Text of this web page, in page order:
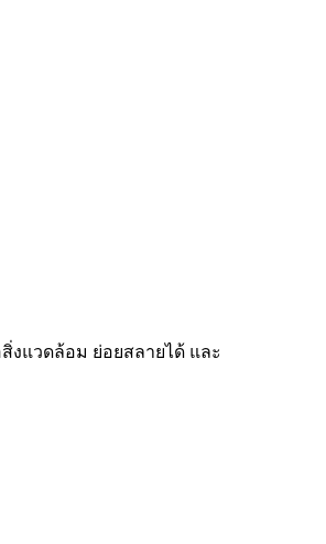
แวดล้อม ย่อยสลายได้ และ